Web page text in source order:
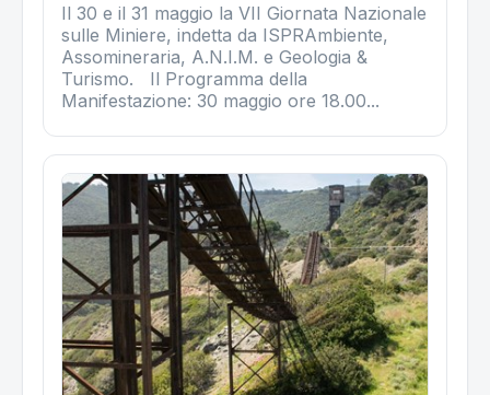
Il 30 e il 31 maggio la VII Giornata Nazionale
sulle Miniere, indetta da ISPRAmbiente,
Assomineraria, A.N.I.M. e Geologia &
Turismo. Il Programma della
Manifestazione: 30 maggio ore 18.00...